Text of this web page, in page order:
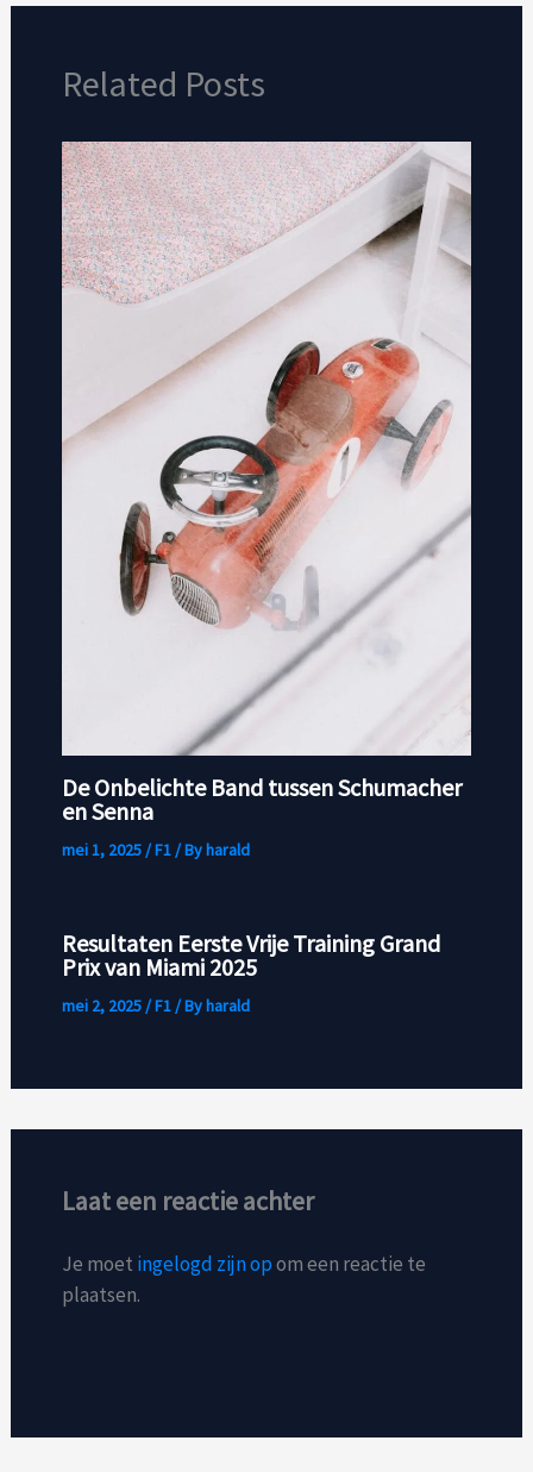
Related Posts
De Onbelichte Band tussen Schumacher
en Senna
mei 1, 2025/F1/ Byharald
Resultaten Eerste Vrije Training Grand
Prix van Miami 2025
mei 2, 2025/F1/ Byharald
Laat een reactie achter
Je moet ingelogd zijn opom een reactie te
plaatsen.